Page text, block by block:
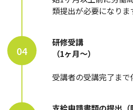
類提出が必要になりま
04
研修受講
（1ヶ月～）
受講者の受講完了まで